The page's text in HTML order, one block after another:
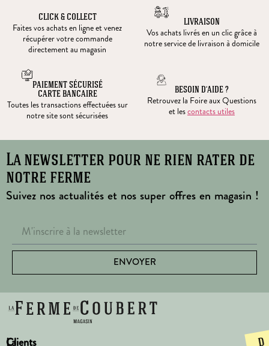
CLICK & COLLECT
Faites vos achats en ligne et venez
récupérer votre commande
directement au magasin
LIVRAISON
Vos achats livrés en un clic grâce à
notre service de livraison à domicile
PAIEMENT SÉCURISÉ
CARTE BANCAIRE
Toutes les transactions effectuées sur
notre site sont sécurisées
BESOIN D’AIDE ?
Retrouvez la Foire aux Questions
et lescontacts utiles
La newsletter pour ne rien rater de
notre ferme
Suivez nos actualités et nos super offres en magasin !
ENVOYER
La
Clients D